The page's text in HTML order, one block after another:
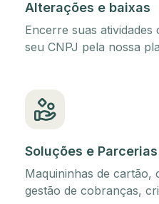
Alterações e baixas
Encerre suas
seu CNPJ pela nossa
Soluções e Parcerias
Maquininhas de cartão,
gestão de cobranças,